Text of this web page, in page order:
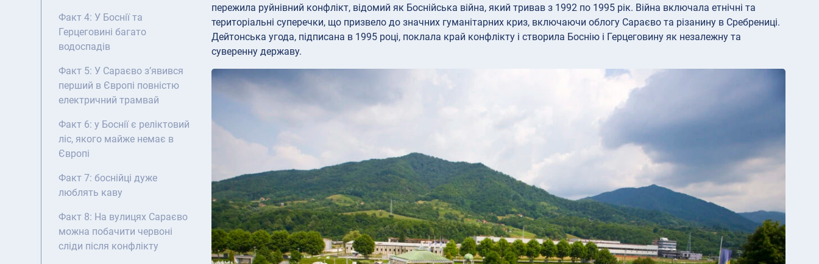
Факт 4: У Боснії та
Герцеговині багато
водоспадів
Факт 5: У Сараєво з’явився
перший в Європі повністю
електричний трамвай
Факт 6: у Боснії є реліктовий
ліс, якого майже немає в
Європі
Факт 7: боснійці дуже
люблять каву
Факт 8: На вулицях Сараєво
можна побачити червоні
сліди після конфлікту
пережила руйнівний конфлікт, відомий як Боснійська війна, який тривав з 1992 по 1995 рік. Війна включала етнічні та
територіальні суперечки, що призвело до значних гуманітарних криз, включаючи облогу Сараєво та різанину в Сребрениці.
Дейтонська угода, підписана в 1995 році, поклала край конфлікту і створила Боснію і Герцеговину як незалежну та
суверенну державу.